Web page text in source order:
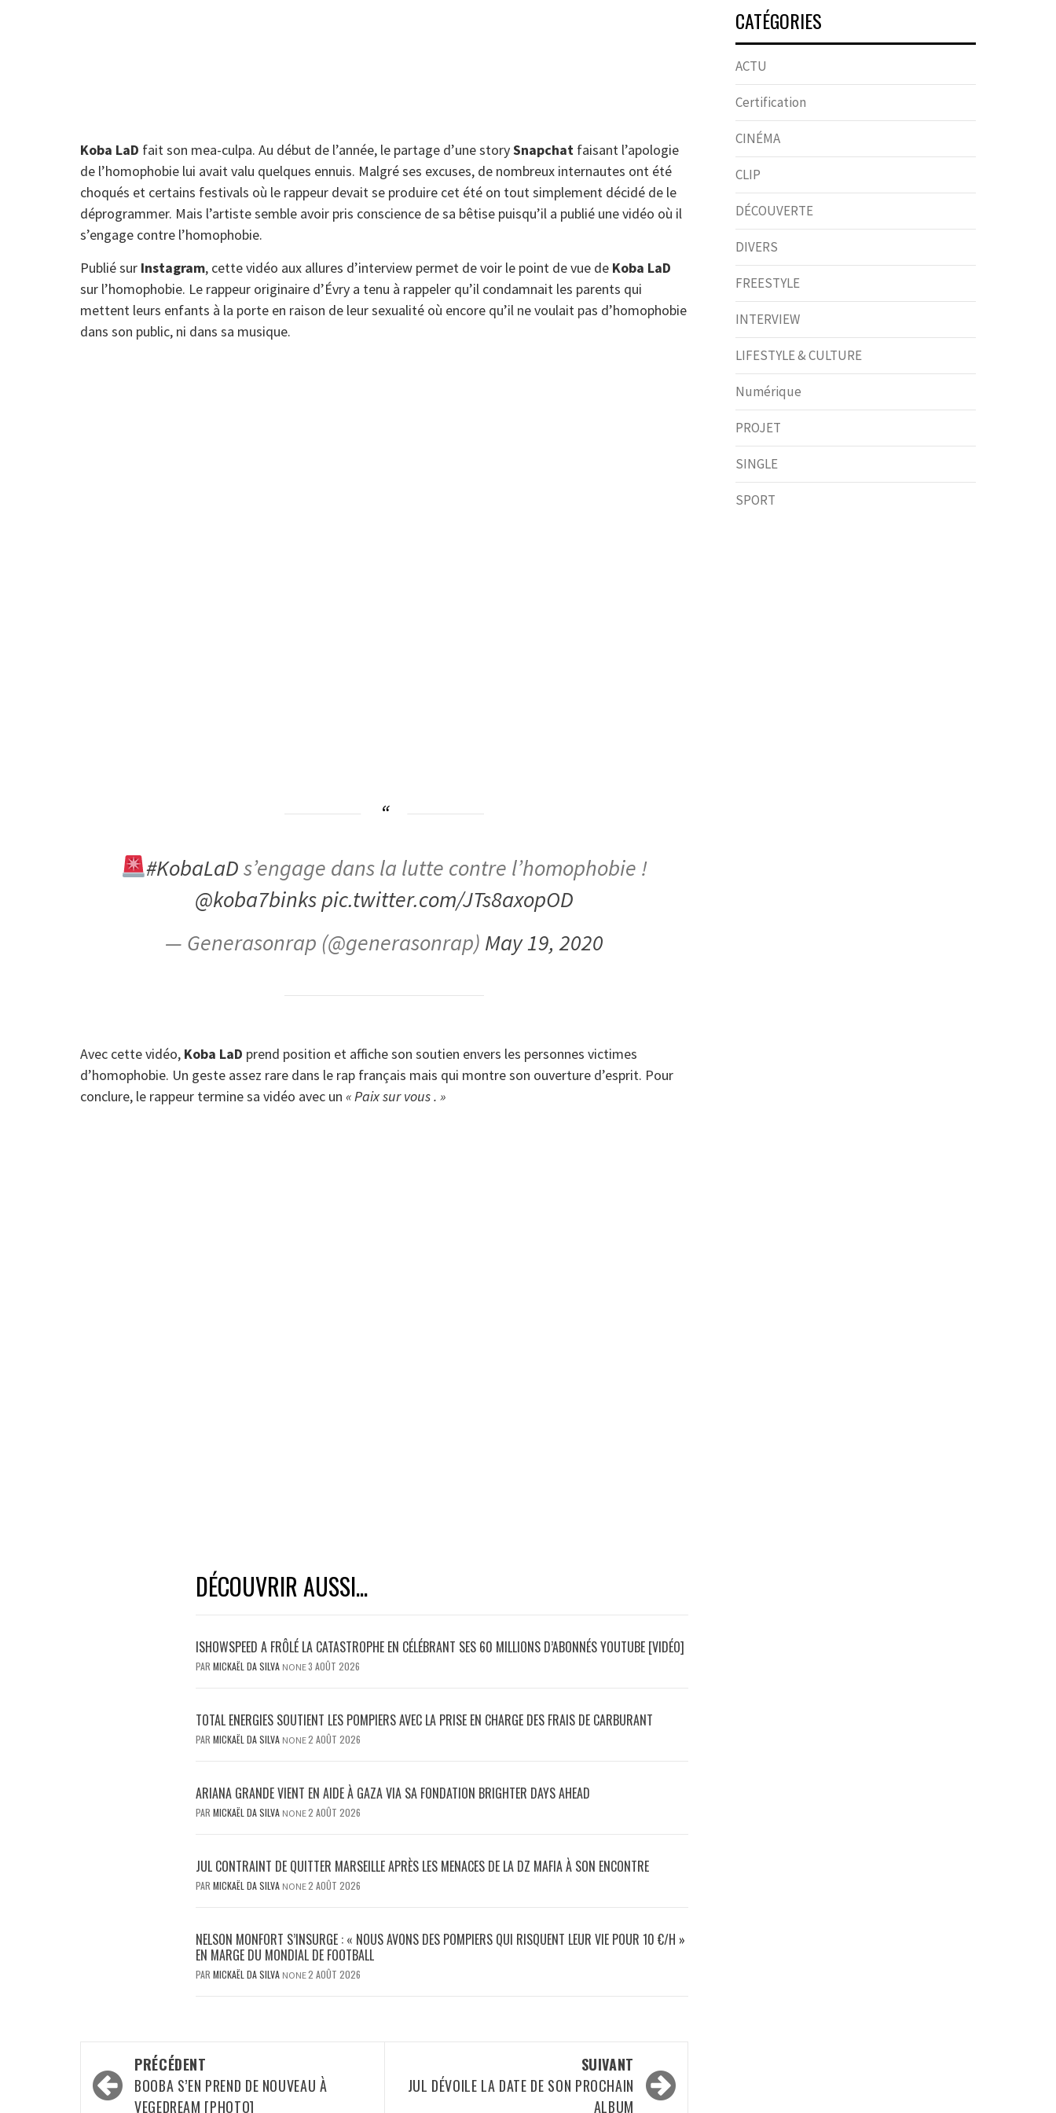
Koba LaD fait son mea-culpa. Au début de l’année, le partage d’une storySnapchat faisant l’apologie
de l’homophobie lui avait valu quelques ennuis. Malgré ses excuses, de nombreux internautes ont été
choqués et certains festivals où le rappeur devait se produire cet été on tout simplement décidé de le
déprogrammer. Mais l’artiste semble avoir pris conscience de sa bêtise puisqu’il a publié une vidéo où il
s’engage contre l’homophobie.
Publié sur Instagram, cette vidéo aux allures d’interview permet de voir le point de vue de Koba LaD
sur l’homophobie. Le rappeur originaire d’Évry a tenu à rappeler qu’il condamnait les parents qui
mettent leurs enfants à la porte en raison de leur sexualité où encore qu’il ne voulait pas d’homophobie
dans son public, ni dans sa musique.
#KobaLaDs’engage dans la lutte contre l’homophobie !
@koba7binkspic.twitter.com/JTs8axopOD
— Generasonrap (@generasonrap) May 19, 2020
Avec cette vidéo, Koba LaD prend position et affiche son soutien envers les personnes victimes
d’homophobie. Un geste assez rare dans le rap français mais qui montre son ouverture d’esprit. Pour
conclure, le rappeur termine sa vidéo avec un « Paix sur vous . »
DÉCOUVRIR AUSSI...
ISHOWSPEED A FRÔLÉ LA CATASTROPHE EN CÉLÉBRANT SES 60 MILLIONS D’ABONNÉS YOUTUBE [VIDÉO]
PAR MICKAËL DA SILVA NONE3 AOÛT 2026
TOTAL ENERGIES SOUTIENT LES POMPIERS AVEC LA PRISE EN CHARGE DES FRAIS DE CARBURANT
PAR MICKAËL DA SILVA NONE2 AOÛT 2026
ARIANA GRANDE VIENT EN AIDE À GAZA VIA SA FONDATION BRIGHTER DAYS AHEAD
PAR MICKAËL DA SILVA NONE2 AOÛT 2026
JUL CONTRAINT DE QUITTER MARSEILLE APRÈS LES MENACES DE LA DZ MAFIA À SON ENCONTRE
PAR MICKAËL DA SILVA NONE2 AOÛT 2026
NELSON MONFORT S’INSURGE : « NOUS AVONS DES POMPIERS QUI RISQUENT LEUR VIE POUR 10 €/H »
EN MARGE DU MONDIAL DE FOOTBALL
PAR MICKAËL DA SILVA NONE2 AOÛT 2026
Navigation
d’article
PRÉCÉDENT
BOOBA S’EN PREND DE NOUVEAU À
VEGEDREAM [PHOTO]
SUIVANT
JUL DÉVOILE LA DATE DE SON PROCHAIN
ALBUM
CATÉGORIES
ACTU
Certification
CINÉMA
CLIP
DÉCOUVERTE
DIVERS
FREESTYLE
INTERVIEW
LIFESTYLE & CULTURE
Numérique
PROJET
SINGLE
SPORT